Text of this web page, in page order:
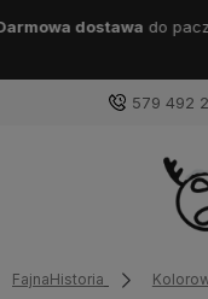
Darmowa
579 492
FajnaHistoria